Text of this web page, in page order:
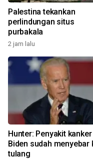
Palestina tekankan
perlindungan situs
purbakala
2 jam lalu
Hunter: Penyakit
Biden sudah menyebar
tulang